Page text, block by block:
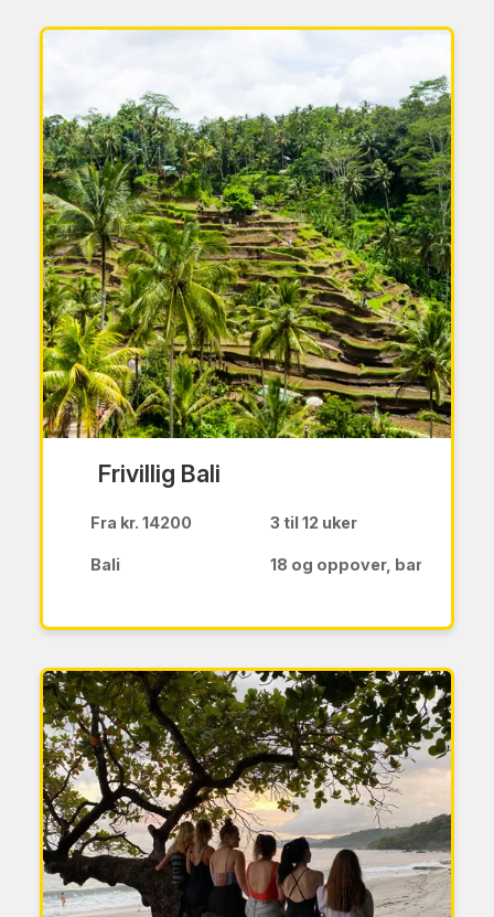
Frivillig Bali
Fra kr. 14200 3 til 12 uker
Bali 18 og oppover,